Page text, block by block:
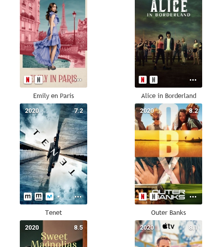
Emily en París Alice in Borderland
7.2
2020
Tenet
8.2
2020
Outer Banks
8.5
2020 8.1
2020